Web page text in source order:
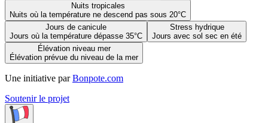
Nuits tropicales
Nuits où la température ne descend pas sous 20°C
Jours de canicule
Jours où la température dépasse 35°C
Stress hydrique
Jours avec sol sec en été
Élévation niveau mer
Élévation prévue du niveau de la mer
Une initiative par Bonpote.com
Soutenir le projet